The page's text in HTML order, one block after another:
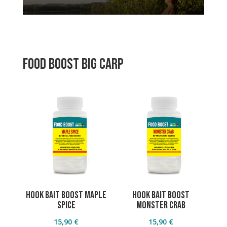
FOOD BOOST big carp
Hook Bait Boost Maple
Spice
15,90 €
Hook Bait Boost
Monster Crab
15,90 €